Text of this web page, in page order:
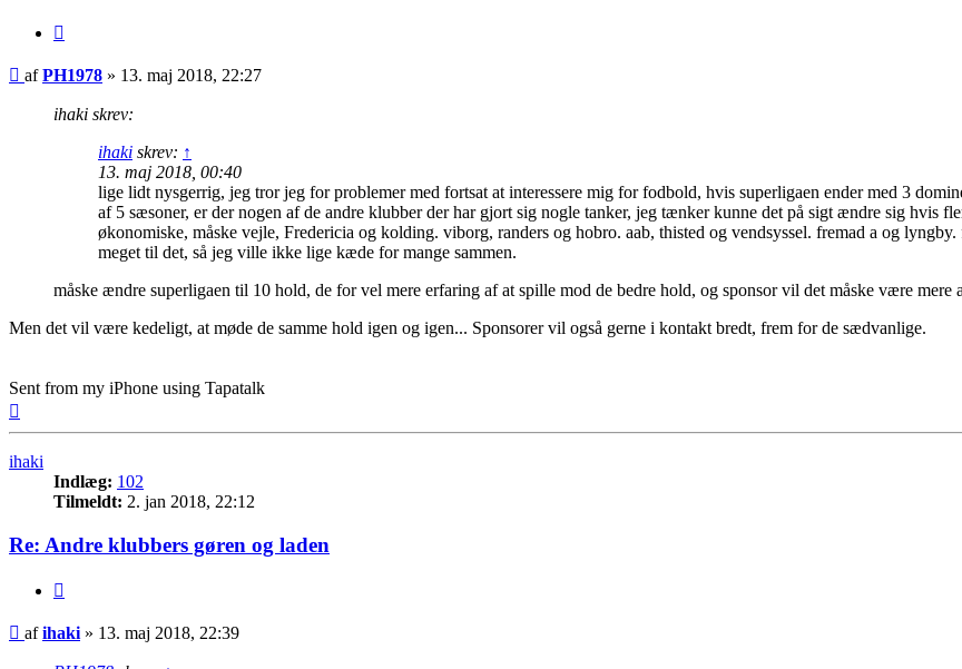
Indlæg
afPH1978 » 13. maj 2018, 22:27
ihaki skrev:
ihaki skrev: ↑
13. maj 2018, 00:40
lige lidt nysgerrig, jeg tror jeg for problemer med fortsat at interessere mig for fodbold, hvis superligaen ender med 3
af 5 sæsoner, er der nogen af de andre klubber der har gjort sig nogle tanker, jeg tænker kunne det på sigt ændre sig hvis
økonomiske, måske vejle, Fredericia og kolding. viborg, randers og hobro. aab, thisted og vendsyssel. fremad a og
meget til det, så jeg ville ikke lige kæde for mange sammen.
måske ændre superligaen til 10 hold, de for vel mere erfaring af at spille mod de bedre hold, og sponsor vil det måske være mere
Men det vil være kedeligt, at møde de samme hold igen og igen... Sponsorer vil også gerne i kontakt bredt, frem for de sædvanlige.
Sent from my iPhone using Tapatalk
ihaki
Indlæg: 102
Tilmeldt: 2. jan 2018, 22:12
Re: Andre klubbers gøren og laden
Indlæg
afihaki » 13. maj 2018, 22:39